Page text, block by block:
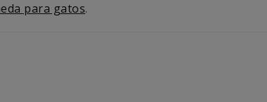
para gatos.